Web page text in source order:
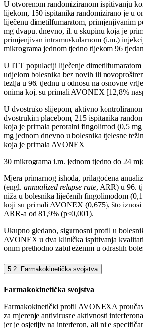
U otvorenom randomiziranom ispitivanju
lijekom, 150 ispitanika randomizirano je u
liječenu dimetilfumaratom, primjenjivanim
mg dvaput dnevno, ili u skupinu koja je
primjenjivan intramuskularnom (i.m.)
mikrograma jednom tjedno tijekom 96
U ITT populaciji liječenje dimetilfumaratom
udjelom bolesnika bez novih ili
lezija u 96. tjednu u odnosu na osnovne
onima koji su primali AVONEX [12,8%
U dvostruko slijepom, aktivno
dvostrukim placebom, 215 ispitanika
koja je primala peroralni fingolimod (0,5
mg jednom dnevno u bolesnika tjelesne
koja je primala AVONEX
30 mikrograma i.m. jednom tjedno do 24
Mjera primarnog ishoda, prilagođena
(engl. annualized relapse rate, ARR) u 96.
niža u bolesnika liječenih fingolimodom
koji su primali AVONEX (0,675), što iznosi
ARR-a od 81,9% (p<0,001).
Ukupno gledano, sigurnosni profil u
AVONEX u dva klinička ispitivanja
onim prethodno zabilježenim u odraslih
5.2. Farmakokinetička svojstva
Farmakokinetička svojstva
Farmakokinetički profil AVONEXA
za mjerenje antivirusne aktivnosti
jer je osjetljiv na interferon, ali nije